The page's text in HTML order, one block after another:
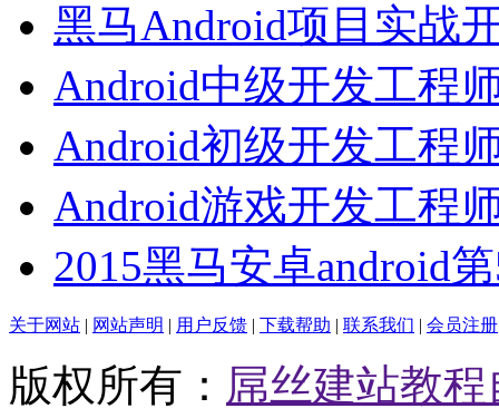
黑马Android项目实战
Android中级开发工程
Android初级开发工程
Android游戏开发工程
2015黑马安卓android
关于网站 | 网站声明 | 用户反馈 | 下载帮助 | 联系我们 | 会员注册
版权所有： 屌丝建站教